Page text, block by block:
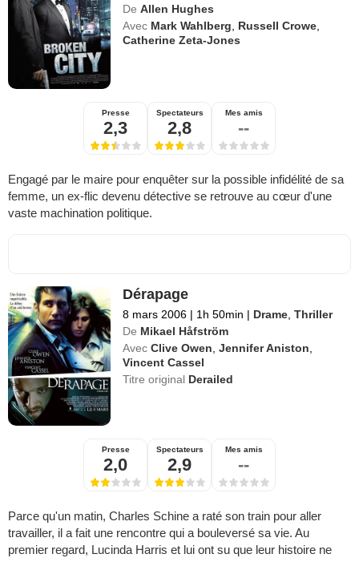
De Allen Hughes
Avec Mark Wahlberg Russell Crowe
Catherine Zeta-Jones
Presse
2,3
Spectateurs
2,8
Mes amis
--
Engagé par le maire pour enquêter sur la possible infidélité de sa
femme, un ex-flic devenu détective se retrouve au cœur d'une
vaste machination politique.
Dérapage
8 mars 2006 | 1h 50min | Drame ,Thriller
De Mikael Håfström
Avec Clive Owen ,Jennifer Aniston
Vincent Cassel
Titre original Derailed
Presse
2,0
Spectateurs
2,9
Mes amis
--
Parce qu'un matin, Charles Schine a raté son train pour aller
travailler, il a fait une rencontre qui a bouleversé sa vie. Au
premier regard, Lucinda Harris et lui ont su que leur histoire ne